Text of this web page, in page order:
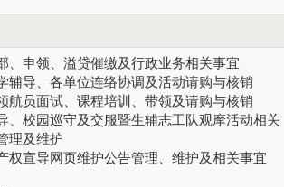
、申领、溢贷催缴及行政业务相关事宜
辅导、各单位连络协调及活动请购与核销
航员面试、课程培训、带领及请购与核销
、校园巡守及交服暨生辅志工队观摩活动相关
理及维护
权宣导网页维护公告管理、维护及相关事宜